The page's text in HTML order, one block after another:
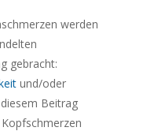
werden
gebracht:
und/oder
Beitrag